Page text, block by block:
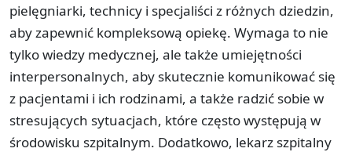
pielęgniarki, technicy i specjaliści z różnych dziedzin,
aby zapewnić kompleksową opiekę. Wymaga to nie
tylko wiedzy medycznej, ale także umiejętności
interpersonalnych, aby skutecznie komunikować się
z pacjentami i ich rodzinami, a także radzić sobie w
stresujących sytuacjach, które często występują w
środowisku szpitalnym. Dodatkowo, lekarz szpitalny